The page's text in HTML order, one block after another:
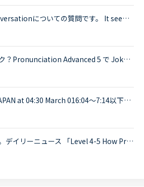
文法の32の Short Conversationについての質問です。 It seems like Daniel and Olivia are distracted by the street noises this evening.Olivia What's the matter? You are thinking about something, aren't...
ガラガラヘビのジョーク？Pronunciation Advanced 5 で Jokes About Life というテキストが有りますが何が面白いのか理解できません。解説すると台無しかもしれませんがご教示いただければ幸いです。Two campers ...
NHK WORLD RADIO JAPAN at 04:30 March 016:04～7:14以下が音声をディクテーションしたものでしたが、音源が削除されてしまったので、このトピック自体をスルーしてください。An international research team of ...
【解決済】こんにちは。デイリーニュース 「Level 4-5 How Processed Food Helped Humanity」 の第2パラグラフ、The small size of teeth in early humans can only be explained by food becoming easier to eat...